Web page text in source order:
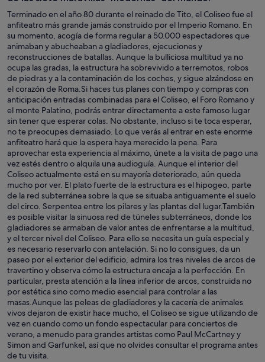
Terminado en el año 80 durante el reinado de Tito, el Coliseo fue el
anfiteatro más grande jamás construido por el Imperio Romano. En
su momento, acogía de forma regular a 50.000 espectadores que
animaban y abucheaban a gladiadores, ejecuciones y
reconstrucciones de batallas. Aunque la bulliciosa multitud ya no
ocupa las gradas, la estructura ha sobrevivido a terremotos, robos
de piedras y a la contaminación de los coches, y sigue alzándose en
el corazón de Roma.Si haces tus planes con tiempo y compras con
anticipación entradas combinadas para el Coliseo, el Foro Romano y
el monte Palatino, podrás entrar directamente a este famoso lugar
sin tener que esperar colas. No obstante, incluso si te toca esperar,
no te preocupes demasiado. Lo que verás al entrar en este enorme
anfiteatro hará que la espera haya merecido la pena. Para
aprovechar esta experiencia al máximo, únete a la visita de pago una
vez estés dentro o alquila una audioguía. Aunque el interior del
Coliseo actualmente está en su mayoría deteriorado, aún queda
mucho por ver. El plato fuerte de la estructura es el hipogeo, parte
de la red subterránea sobre la que se situaba antiguamente el suelo
del circo. Serpentea entre los pilares y las plantas del lugar.También
es posible visitar la sinuosa red de túneles subterráneos, donde los
gladiadores se armaban de valor antes de enfrentarse a la multitud,
y el tercer nivel del Coliseo. Para ello se necesita un guía especial y
es necesario reservarlo con antelación. Si no lo consigues, da un
paseo por el exterior del edificio, admira los tres niveles de arcos de
travertino y observa cómo la estructura encaja a la perfección. En
particular, presta atención a la línea inferior de arcos, construida no
por estética sino como medio esencial para controlar a las
masas.Aunque las peleas de gladiadores y la cacería de animales
vivos dejaron de existir hace mucho, el Coliseo se sigue utilizando de
vez en cuando como un fondo espectacular para conciertos de
verano, a menudo para grandes artistas como Paul McCartney y
Simon and Garfunkel, así que no olvides consultar el programa antes
de tu visita.